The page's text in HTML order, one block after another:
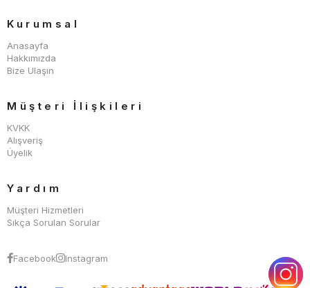
Kurumsal
Anasayfa
Hakkımızda
Bize Ulaşın
Müşteri İlişkileri
KVKK
Alışveriş
Üyelik
Yardım
Müşteri Hizmetleri
Sıkça Sorulan Sorular
Facebook Instagram